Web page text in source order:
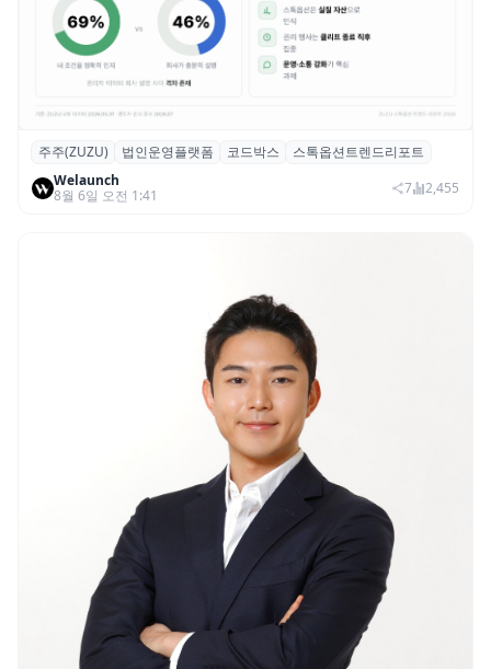
스톡옵션 취소율 2년 만에 18.2%→31.3%…
권리 발생 즉시 행사 비중도 급증
주주(ZUZU) 법인운영플랫폼 코드박스
스톡옵션트렌드리포트
Welaunch
8월 6일 오전 1:41
7 2,455